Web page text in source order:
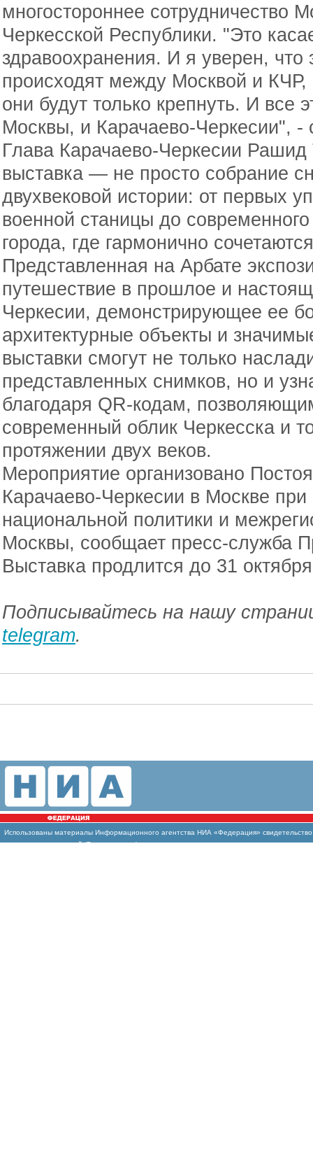
многостороннее сотрудничество
Черкесской Республики. "Это
здравоохранения. И я уверен, что
происходят между Москвой и
они будут только крепнуть. И все
Москвы, и Карачаево-Черкесии", -
Глава Карачаево-Черкесии Рашид
выставка — не просто собрание
двухвековой истории: от первых
военной станицы до
города, где гармонично
Представленная на Арбате
путешествие в прошлое и
Черкесии, демонстрирующее ее
архитектурные объекты и
выставки смогут не только
представленных снимков, но и
благодаря QR-кодам,
современный облик Черкесска и
протяжении двух веков.
Мероприятие организовано
Карачаево-Черкесии в Москве
национальной политики и
Москвы, сообщает пресс-служба
Выставка продлится до 31
Подписывайтесь на нашу
telegram.
Использованы материалы Информационного агентства НИА «Федерация»
массовых коммуникаций (Роскомнадзор)